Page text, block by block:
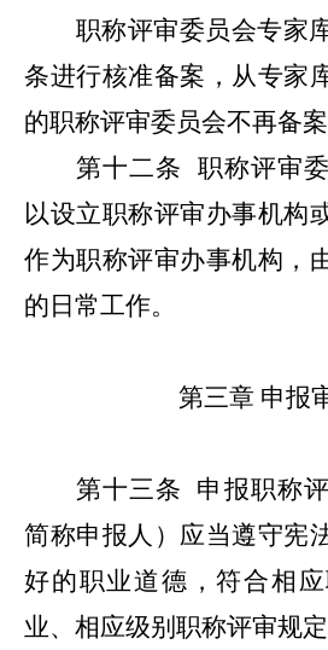
职称评审委员会专家
条进行核准备案，从专家
的职称评审委员会不再备案
第十二条
职称评审
以设立职称评审办事机构
作为职称评审办事机构，
的日常工作。
第三章 申报
第十三条 申报职称
简称申报人）应当遵守宪
好的职业道德，符合相
业、相应级别职称评审规定